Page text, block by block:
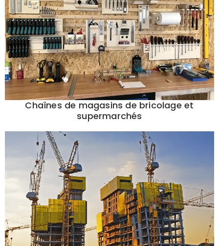
Chaînes de magasins de bricolage et
supermarchés